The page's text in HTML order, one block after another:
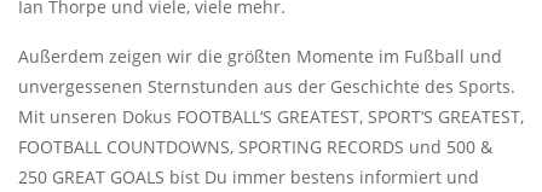
Ian Thorpe und viele, viele mehr.
Außerdem zeigen wir die größten Momente im Fußball und
unvergessenen Sternstunden aus der Geschichte des Sports.
Mit unseren Dokus FOOTBALL‘S GREATEST, SPORT‘S GREATEST,
FOOTBALL COUNTDOWNS, SPORTING RECORDS und 500 &
250 GREAT GOALS bist Du immer bestens informiert und